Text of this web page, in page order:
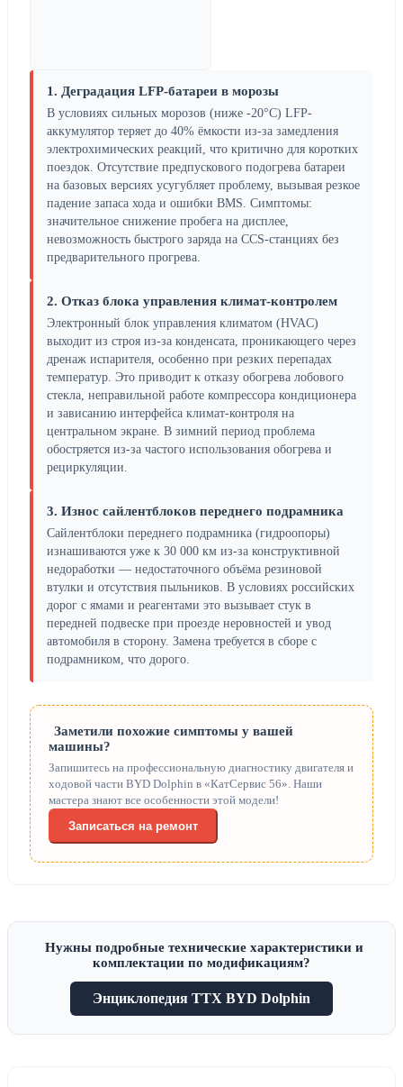
1. Деградация LFP-батареи в морозы
В условиях сильных морозов (ниже -20°C) LFP-
аккумулятор теряет до 40% ёмкости из-за замедления
электрохимических реакций, что критично для коротких
поездок. Отсутствие предпускового подогрева батареи
на базовых версиях усугубляет проблему, вызывая резкое
падение запаса хода и ошибки BMS. Симптомы:
значительное снижение пробега на дисплее,
невозможность быстрого заряда на CCS-станциях без
предварительного прогрева.
2. Отказ блока управления климат-контролем
Электронный блок управления климатом (HVAC)
выходит из строя из-за конденсата, проникающего через
дренаж испарителя, особенно при резких перепадах
температур. Это приводит к отказу обогрева лобового
стекла, неправильной работе компрессора кондиционера
и зависанию интерфейса климат-контроля на
центральном экране. В зимний период проблема
обостряется из-за частого использования обогрева и
рециркуляции.
3. Износ сайлентблоков переднего подрамника
Сайлентблоки переднего подрамника (гидроопоры)
изнашиваются уже к 30 000 км из-за конструктивной
недоработки — недостаточного объёма резиновой
втулки и отсутствия пыльников. В условиях российских
дорог с ямами и реагентами это вызывает стук в
передней подвеске при проезде неровностей и увод
автомобиля в сторону. Замена требуется в сборе с
подрамником, что дорого.
Заметили похожие симптомы у вашей
машины?
Запишитесь на профессиональную диагностику двигателя и
ходовой части BYD Dolphin в «КатСервис 56». Наши
мастера знают все особенности этой модели!
Записаться на ремонт
Нужны подробные технические характеристики и
комплектации по модификациям?
Энциклопедия ТТХ BYD Dolphin